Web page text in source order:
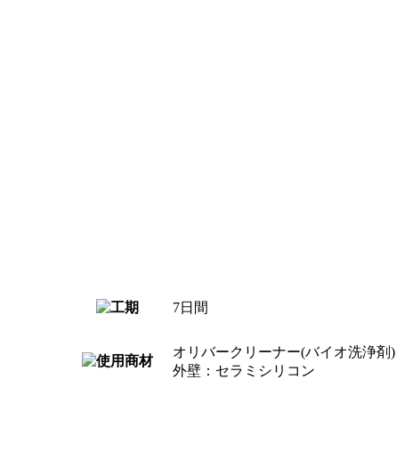
7日間
オリバークリーナー(バイオ洗浄剤)
外壁：セラミシリコン